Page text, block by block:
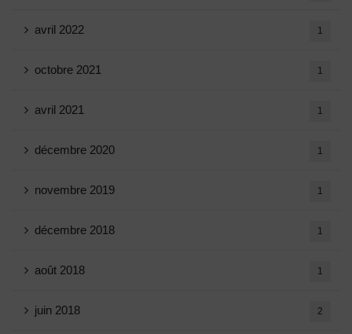
avril 2022 1
octobre 2021 1
avril 2021 1
décembre 2020 1
novembre 2019 1
décembre 2018 1
août 2018 1
juin 2018 2